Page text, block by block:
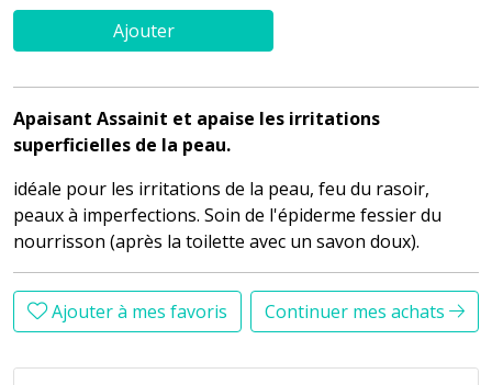
Ajouter
Apaisant Assainit et apaise les irritations
superficielles de la peau.
idéale pour les irritations de la peau, feu du rasoir,
peaux à imperfections. Soin de l'épiderme fessier du
nourrisson (après la toilette avec un savon doux).
Ajouter à mes favoris Continuer mes achats